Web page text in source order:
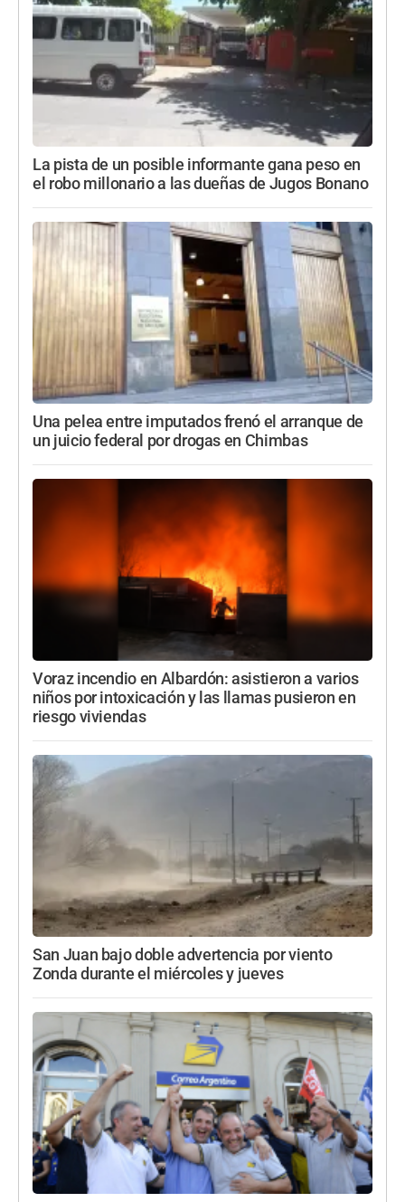
La pista de un posible informante gana peso en
el robo millonario a las dueñas de Jugos Bonano
Una pelea entre imputados frenó el arranque de
un juicio federal por drogas en Chimbas
Voraz incendio en Albardón: asistieron a varios
niños por intoxicación y las llamas pusieron en
riesgo viviendas
San Juan bajo doble advertencia por viento
Zonda durante el miércoles y jueves